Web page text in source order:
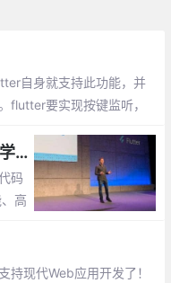
自身就支持此功能，并
flutter要实现按键监听，
移动跨平台框架Flutter介绍和学习线路
码
高
高
、
持现代Web应用开发了！